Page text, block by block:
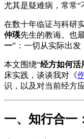
尤其是疑难病，常常“
在数十年临证与科研
仲瑛先生的教诲。也
一”：一切从实际出发
本文围绕“经方如何活
床实践，谈谈我对《
识，以及对当前经方
一、知行合一